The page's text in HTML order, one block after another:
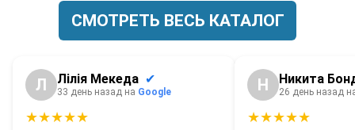
СМОТРЕТЬ ВЕСЬ КАТАЛОГ
Л Лілія Мекеда ✔
33 день назад на Google
★★★★★
Н Никита
26 день назад
★★★★★